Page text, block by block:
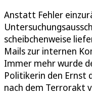
Anstatt Fehler
scheibchenweise
Mails zur internen
Immer mehr wurde
Politikerin den Ernst
nach dem Terrorakt